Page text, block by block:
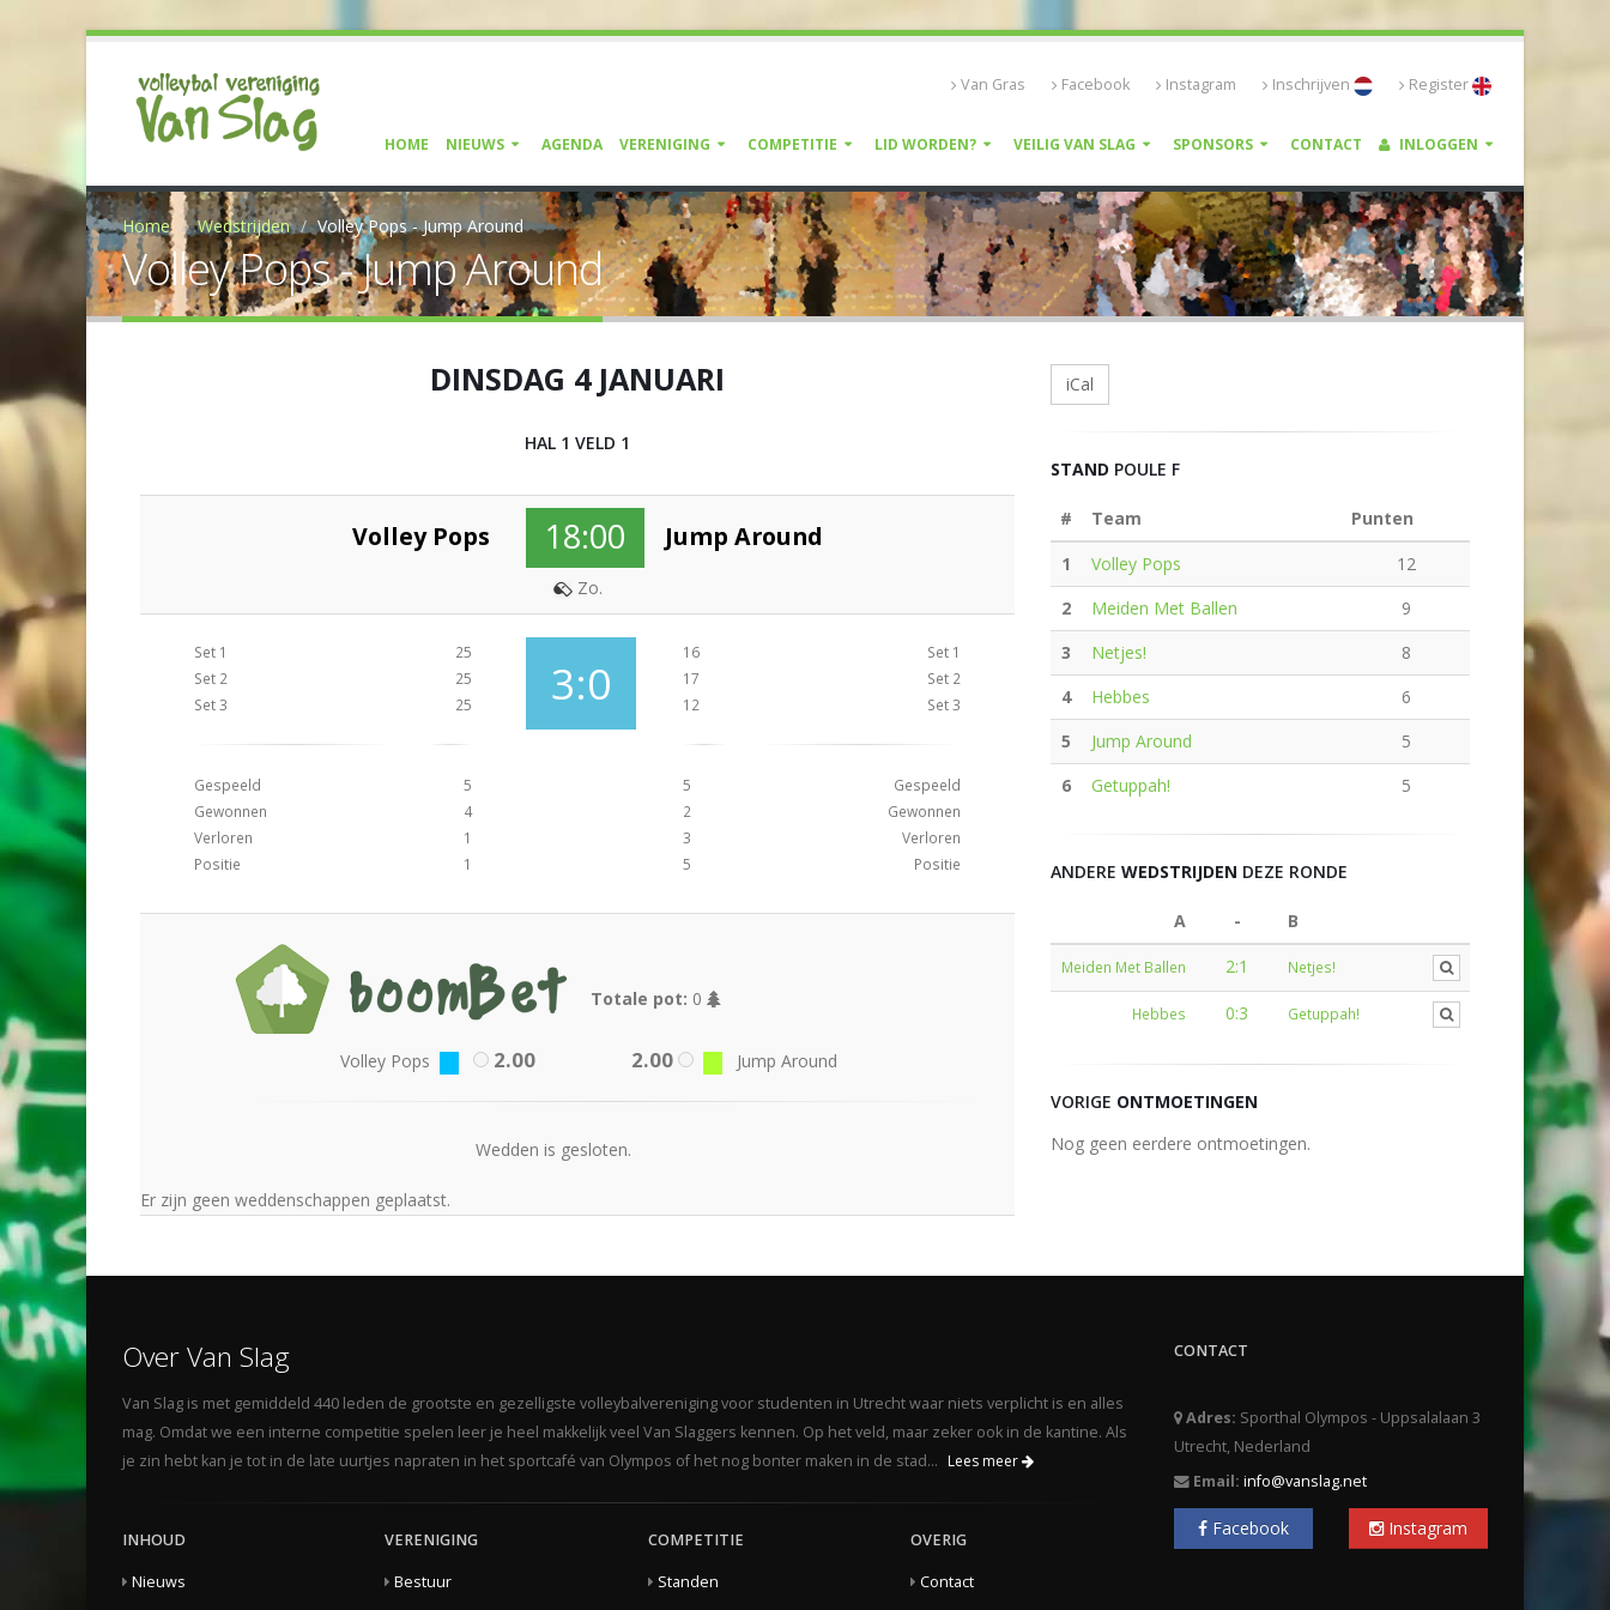
Van Gras Facebook Instagram Inschrijven Register
HOME NIEUWS AGENDA VERENIGING COMPETITIE LID WORDEN? VEILIG VAN SLAG SPONSORS CONTACT INLOGGEN
Home Wedstrijden Volley Pops - Jump Around
Volley Pops - Jump Around
DINSDAG 4 JANUARI
HAL 1 VELD 1
Volley Pops 18:00 Jump Around
Zo.
Set 1
Set 2
Set 3
Gespeeld
Gewonnen
Verloren
Positie
25
25
25
5
4
1
1
3:0
16
17
12
5
2
3
5
Set 1
Set 2
Set 3
Gespeeld
Gewonnen
Verloren
Positie
Totale pot: 0
Volley Pops 2.00 2.00 Jump Around
Wedden is gesloten.
Er zijn geen weddenschappen geplaatst.
iCal
STAND POULE F
# Team
Punten
1
Volley Pops
12
2
Meiden Met Ballen
9
3
Netjes!
8
4
Hebbes
6
5
Jump Around
5
6
Getuppah! 5
ANDERE WEDSTRIJDEN DEZE RONDE
A - B
Meiden Met Ballen 2:1 Netjes!
Hebbes 0:3 Getuppah!
VORIGE ONTMOETINGEN
Nog geen eerdere ontmoetingen.
Over Van Slag
Van Slag is met gemiddeld 440 leden de grootste en gezelligste volleybalvereniging voor studenten in Utrecht waar niets verplicht is en alles
mag. Omdat we een interne competitie spelen leer je heel makkelijk veel Van Slaggers kennen. Op het veld, maar zeker ook in de kantine. Als
je zin hebt kan je tot in de late uurtjes napraten in het sportcafé van Olympos of het nog bonter maken in de stad... Lees meer
INHOUD
Nieuws
VERENIGING
Bestuur
COMPETITIE
Standen
OVERIG
Contact
CONTACT
Adres: Sporthal Olympos - Uppsalalaan 3
Utrecht, Nederland
Email: info@vanslag.net
Facebook Instagram